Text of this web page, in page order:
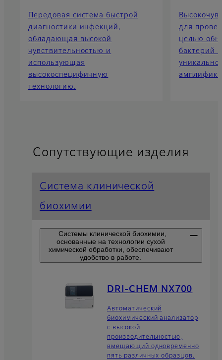
Передовая система быстрой
диагностики инфекций,
обладающая высокой
чувствительностью и
использующая
высокоспецифичную
технологию.
для
целью
бактерий
Сопутствующие изделия
Система клинической
биохимии
Системы клинической биохимии,
основанные на технологии сухой
химической обработки, обеспечивают
удобство в работе.
DRI-CHEM NX700
Автоматический
биохимический анализатор
с высокой
производительностью,
вмещающий одновременно
пять различных образцов.